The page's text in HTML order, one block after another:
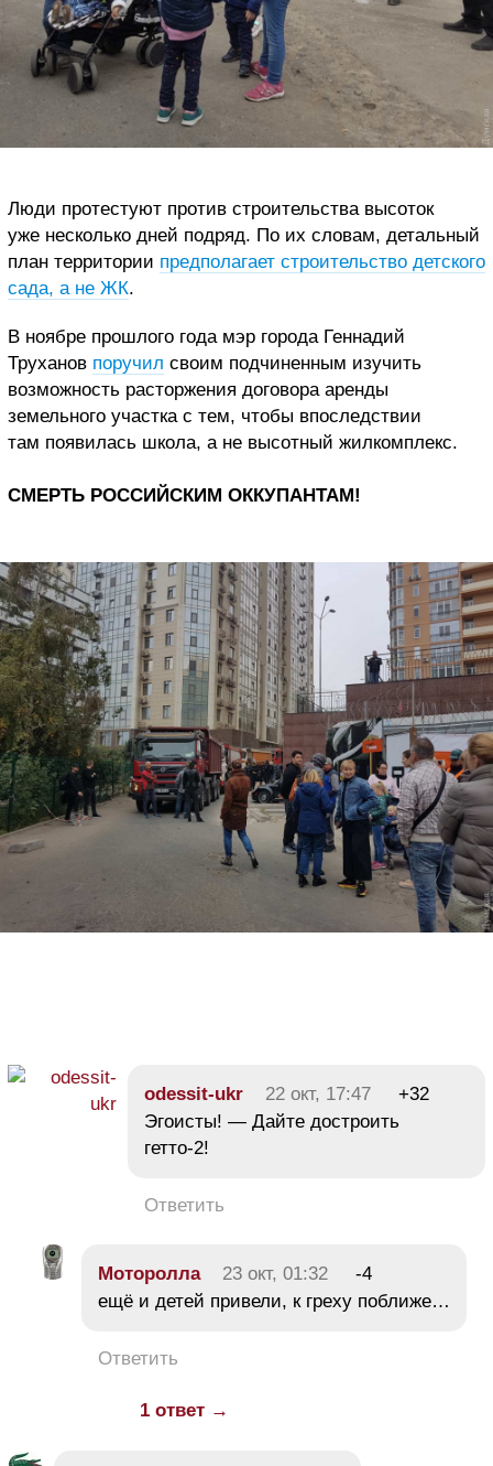
Люди протестуют против строительства высоток
уже несколько дней подряд. По их словам, детальный
план территории предполагает строительство детского
сада, а не ЖК.
В ноябре прошлого года мэр города Геннадий
Труханов поручил своим подчиненным изучить
возможность расторжения договора аренды
земельного участка с тем, чтобы впоследствии
там появилась школа, а не высотный жилкомплекс.
СМЕРТЬ РОССИЙСКИМ ОККУПАНТАМ!
odessit-ukr 22 окт, 17:47
+32
Эгоисты! — Дайте достроить
гетто-2!
Ответить
Moтoроллa 23 окт, 01:32
-4
ещё и детей привели, к греху поближе…
Ответить
1 ответ →